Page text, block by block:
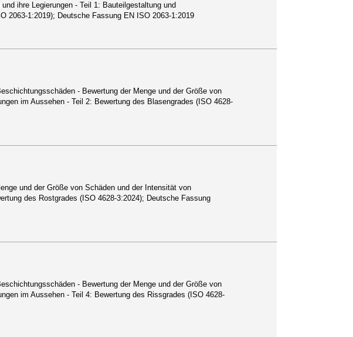
ihre Legierungen - Teil 1: Bauteilgestaltung und
2063-1:2019); Deutsche Fassung EN ISO 2063-1:2019
- Bewertung der Menge und der Größe von
im Aussehen - Teil 2: Bewertung des Blasengrades (ISO 4628-
und der Größe von Schäden und der Intensität von
des Rostgrades (ISO 4628-3:2024); Deutsche Fassung
- Bewertung der Menge und der Größe von
im Aussehen - Teil 4: Bewertung des Rissgrades (ISO 4628-